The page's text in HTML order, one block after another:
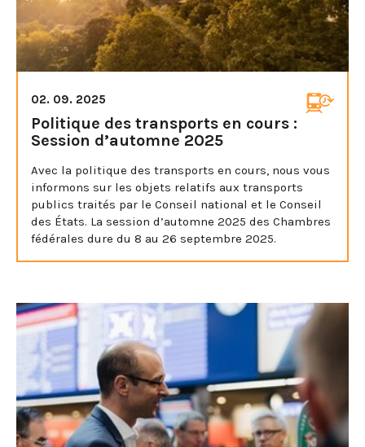
02. 09. 2025
Politique des transports en cours :
Session d’automne 2025
Avec la politique des transports en cours, nous vous
informons sur les objets relatifs aux transports
publics traités par le Conseil national et le Conseil
des États. La session d’automne 2025 des Chambres
fédérales dure du 8 au 26 septembre 2025.